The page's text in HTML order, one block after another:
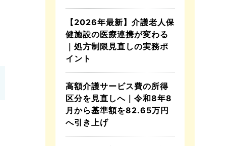
【2026年最新】介護老人保
健施設の医療連携が変わる
｜処方制限見直しの実務ポ
イント
高額介護サービス費の所得
区分を見直しへ｜令和8年8
月から基準額を82.65万円
へ引き上げ